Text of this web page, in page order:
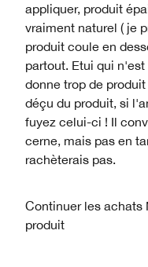
appliquer, produit
vraiment naturel ( je
produit coule en
partout. Etui qui
donne trop de
déçu du produit, si
fuyez celui-ci ! Il
cerne, mais pas en
rachèterais pas.
Continuer les achats
produit